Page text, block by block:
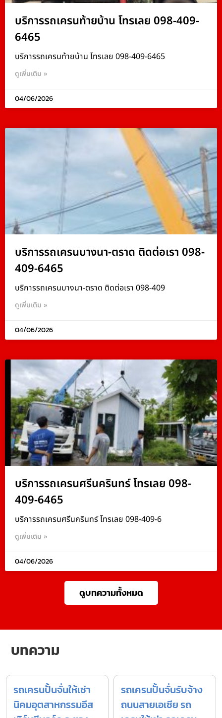
บริการรถเครนท้ายบ้าน โทรเลย 098-409-
6465
บริการรถเครนท้ายบ้าน โทรเลย 098-409-6465
ดูเพิ่มเติม »
04/06/2026
บริการรถเครนบางนา-ตราด ติดต่อเรา 098-
409-6465
บริการรถเครนบางนา-ตราด ติดต่อเรา 098-409
ดูเพิ่มเติม »
04/06/2026
บริการรถเครนศรีนครินทร์ โทรเลย 098-
409-6465
บริการรถเครนศรีนครินทร์ โทรเลย 098-409-6
ดูเพิ่มเติม »
04/06/2026
ดูบทความทั้งหมด
บทความ
รถเครนปั้นจั่นให้เช่า
นิคมอุตสาหกรรมอีส
รถเครนปั้นจั่นรับจ้าง
ถนนสายเอเซีย รถ